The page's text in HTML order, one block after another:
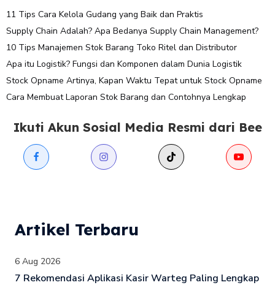
11 Tips Cara Kelola Gudang yang Baik dan Praktis
Supply Chain Adalah? Apa Bedanya Supply Chain Management?
10 Tips Manajemen Stok Barang Toko Ritel dan Distributor
Apa itu Logistik? Fungsi dan Komponen dalam Dunia Logistik
Stock Opname Artinya, Kapan Waktu Tepat untuk Stock Opname
Cara Membuat Laporan Stok Barang dan Contohnya Lengkap
Ikuti Akun Sosial Media Resmi dari Bee
Artikel Terbaru
6 Aug 2026
7 Rekomendasi Aplikasi Kasir Warteg Paling Lengkap